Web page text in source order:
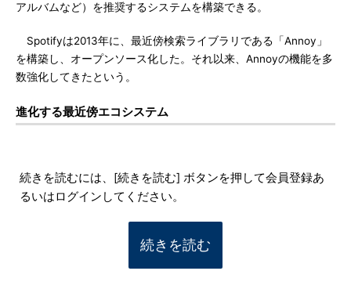
アルバムなど）を推奨するシステムを構築できる。
Spotifyは2013年に、最近傍検索ライブラリである「Annoy」
を構築し、オープンソース化した。それ以来、Annoyの機能を多
数強化してきたという。
進化する最近傍エコシステム
続きを読むには、[続きを読む] ボタンを押して会員登録あ
るいはログインしてください。
続きを読む